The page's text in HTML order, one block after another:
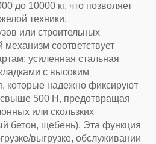
до 10000 кг, что позволяет
техники,
или строительных
соответствует
усиленная стальная
с высоким
которые надежно фиксируют
свыше 500 Н, предотвращая
или скользких
бетон, щебень). Эта функция
выгрузке, обслуживании